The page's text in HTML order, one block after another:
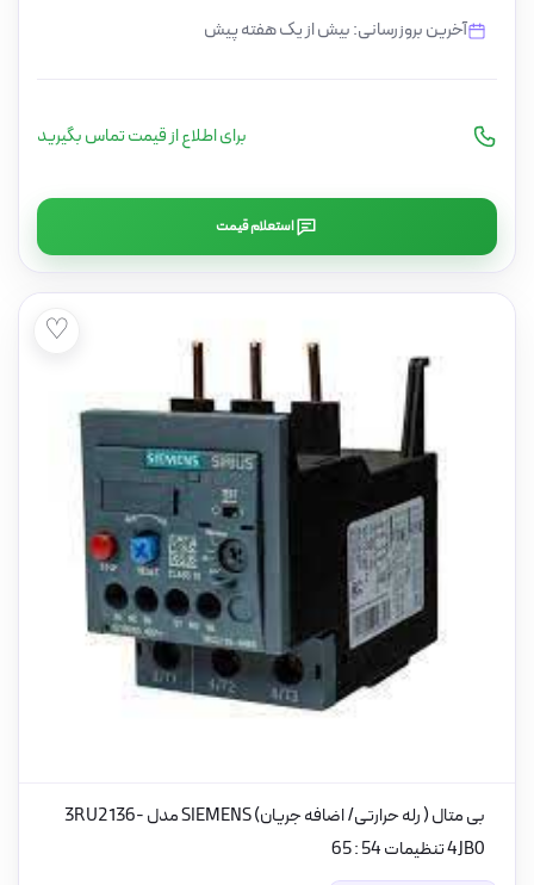
آخرین بروزرسانی: بیش از یک هفته پیش
برای اطلاع از قیمت تماس بگیرید
استعلام قیمت
♡
بی متال ( رله حرارتی/ اضافه جریان) SIEMENS مدل 3RU2136-
4JB0 تنظیمات 54 : 65